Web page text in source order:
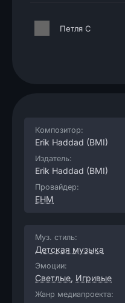
Петля C
Композитор:
Erik Haddad (BMI)
Издатель:
Erik Haddad (BMI)
Провайдер:
EHM
Муз. стиль:
Детская музыка
Эмоции:
Светлые, Игривые
Жанр медиапроекта: